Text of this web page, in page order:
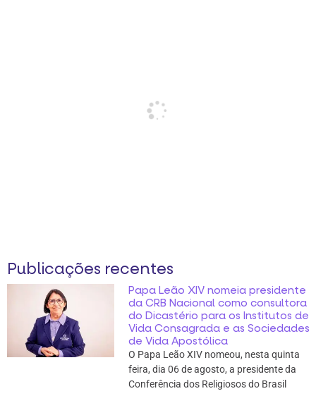
Publicações recentes
Papa Leão XIV nomeia presidente
da CRB Nacional como consultora
do Dicastério para os Institutos de
Vida Consagrada e as Sociedades
de Vida Apostólica
O Papa Leão XIV nomeou, nesta quinta
feira, dia 06 de agosto, a presidente da
Conferência dos Religiosos do Brasil